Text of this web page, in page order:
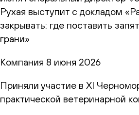
Рухая выступит с докладом
закрывать: где поставить
грани»
Компания 8 июня 2026
Приняли участие в XI
практической ветеринарной